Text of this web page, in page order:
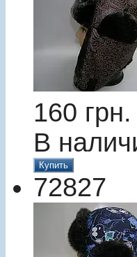
160 грн.
В
Купить
72827